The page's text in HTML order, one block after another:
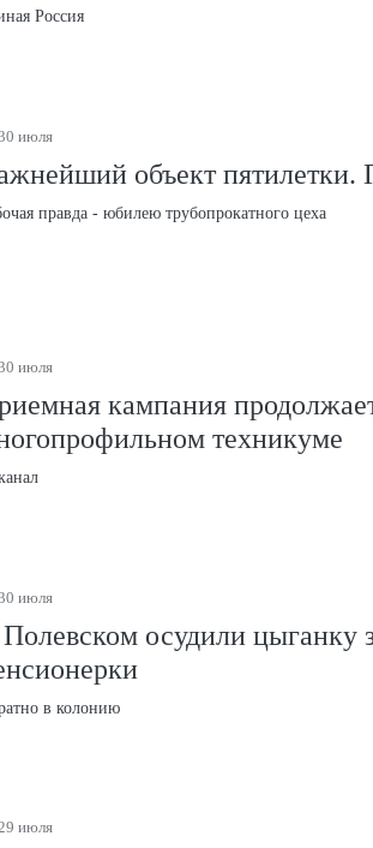
Россия
июля
объект пятилетки.
правда - юбилею трубопрокатного цеха
июля
кампания
техникуме
июля
осудили цыганку
в колонию
июля